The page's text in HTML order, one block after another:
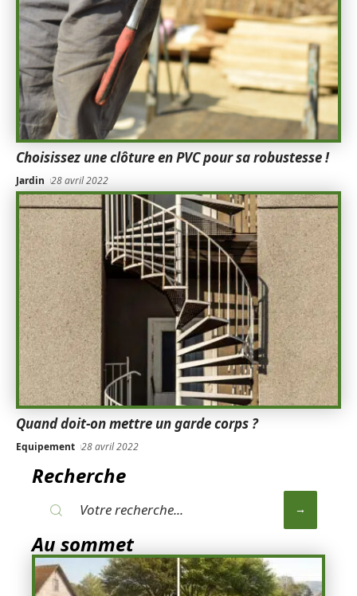
Choisissez une clôture en PVC pour sa robustesse !
Jardin 28 avril 2022
Quand doit-on mettre un garde corps ?
Equipement 28 avril 2022
Recherche
Au sommet